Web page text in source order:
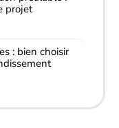
projet
: bien choisir